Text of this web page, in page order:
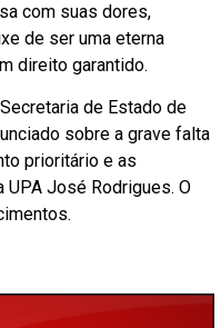
com suas dores,
de ser uma eterna
direito garantido.
de Estado de
sobre a grave falta
prioritário e as
José Rodrigues. O